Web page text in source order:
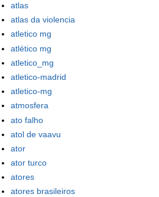
atlas
atlas da violencia
atletico mg
atlético mg
atletico_mg
atletico-madrid
atletico-mg
atmosfera
ato falho
atol de vaavu
ator
ator turco
atores
atores brasileiros